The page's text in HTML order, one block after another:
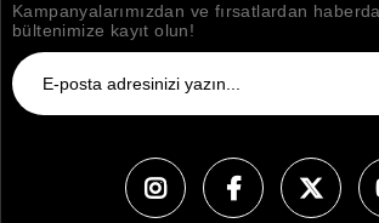
Kampanyalarımızdan ve fırsatlardan
bültenimize kayıt olun!